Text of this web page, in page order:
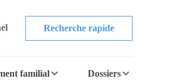
Recherche rapide
familial Dossiers